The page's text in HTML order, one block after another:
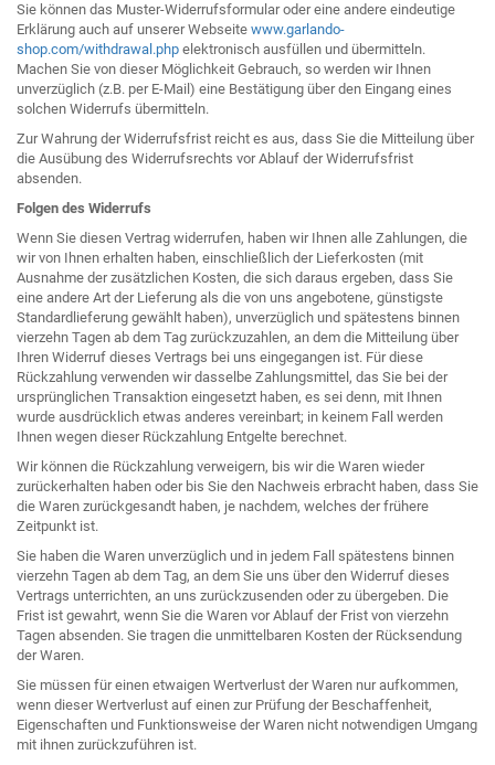
Sie können das Muster-Widerrufsformular oder eine andere eindeutige
Erklärung auch auf unserer Webseite www.garlando-
shop.com/withdrawal.php elektronisch ausfüllen und übermitteln.
Machen Sie von dieser Möglichkeit Gebrauch, so werden wir Ihnen
unverzüglich (z.B. per E-Mail) eine Bestätigung über den Eingang eines
solchen Widerrufs übermitteln.
Zur Wahrung der Widerrufsfrist reicht es aus, dass Sie die Mitteilung über
die Ausübung des Widerrufsrechts vor Ablauf der Widerrufsfrist
absenden.
Folgen des Widerrufs
Wenn Sie diesen Vertrag widerrufen, haben wir Ihnen alle Zahlungen, die
wir von Ihnen erhalten haben, einschließlich der Lieferkosten (mit
Ausnahme der zusätzlichen Kosten, die sich daraus ergeben, dass Sie
eine andere Art der Lieferung als die von uns angebotene, günstigste
Standardlieferung gewählt haben), unverzüglich und spätestens binnen
vierzehn Tagen ab dem Tag zurückzuzahlen, an dem die Mitteilung über
Ihren Widerruf dieses Vertrags bei uns eingegangen ist. Für diese
Rückzahlung verwenden wir dasselbe Zahlungsmittel, das Sie bei der
ursprünglichen Transaktion eingesetzt haben, es sei denn, mit Ihnen
wurde ausdrücklich etwas anderes vereinbart; in keinem Fall werden
Ihnen wegen dieser Rückzahlung Entgelte berechnet.
Wir können die Rückzahlung verweigern, bis wir die Waren wieder
zurückerhalten haben oder bis Sie den Nachweis erbracht haben, dass Sie
die Waren zurückgesandt haben, je nachdem, welches der frühere
Zeitpunkt ist.
Sie haben die Waren unverzüglich und in jedem Fall spätestens binnen
vierzehn Tagen ab dem Tag, an dem Sie uns über den Widerruf dieses
Vertrags unterrichten, an uns zurückzusenden oder zu übergeben. Die
Frist ist gewahrt, wenn Sie die Waren vor Ablauf der Frist von vierzehn
Tagen absenden. Sie tragen die unmittelbaren Kosten der Rücksendung
der Waren.
Sie müssen für einen etwaigen Wertverlust der Waren nur aufkommen,
wenn dieser Wertverlust auf einen zur Prüfung der Beschaffenheit,
Eigenschaften und Funktionsweise der Waren nicht notwendigen Umgang
mit ihnen zurückzuführen ist.